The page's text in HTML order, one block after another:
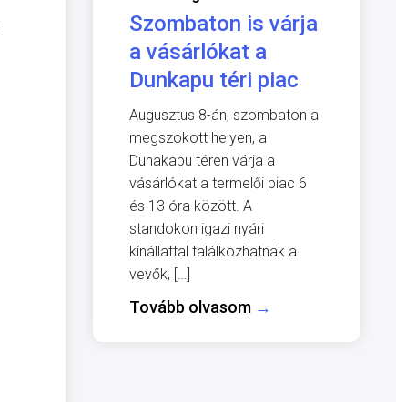
Szombaton is várja
a vásárlókat a
Dunkapu téri piac
Augusztus 8-án, szombaton a
megszokott helyen, a
Dunakapu téren várja a
vásárlókat a termelői piac 6
és 13 óra között. A
standokon igazi nyári
kínállattal találkozhatnak a
vevők, […]
Tovább olvasom →